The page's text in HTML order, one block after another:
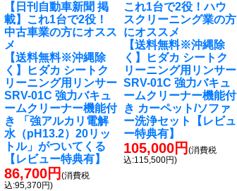
【日刊自動車新聞 掲
載】これ1台で2役！
中古車業の方にオスス
メ
【送料無料※沖縄除
く】ヒダカ シートク
リーニング用リンサー
SRV-01C 強力バキュ
ームクリーナー機能付
き 「強アルカリ電解
水（pH13.2）20リッ
トル」がついてくる
【レビュー特典有】
86,700円(消費税
込:95,370円)
これ1台で2役！ハウ
スクリーニング業の方
にオススメ
【送料無料※沖縄除
く】ヒダカ シートク
リーニング用リンサー
SRV-01C 強力バキュ
ームクリーナー機能付
き カーペット/ソファ
ー洗浄セット【レビュ
ー特典有】
105,000円 (消費税
込:115,500円)